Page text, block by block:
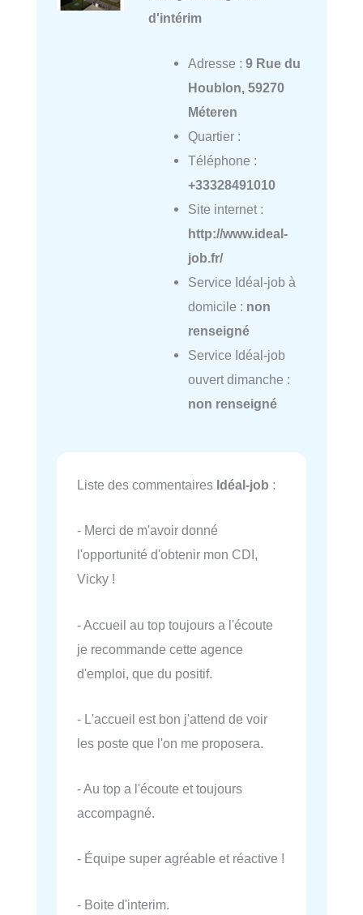
d'intérim
Adresse : 9 Rue du
Houblon, 59270
Méteren
Quartier :
Téléphone :
+33328491010
Site internet :
http://www.ideal-
job.fr/
Service Idéal-job à
domicile : non
renseigné
Service Idéal-job
ouvert dimanche :
non renseigné
Liste des commentaires Idéal-job :
- Merci de m'avoir donné
l'opportunité d'obtenir mon CDI,
Vicky !
- Accueil au top toujours a l'écoute
je recommande cette agence
d'emploi, que du positif.
- L'accueil est bon j'attend de voir
les poste que l'on me proposera.
- Au top a l'écoute et toujours
accompagné.
- Équipe super agréable et réactive !
- Boite d'interim.